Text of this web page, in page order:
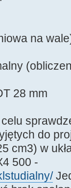
na
28 mm
do
cm3) w
500 -